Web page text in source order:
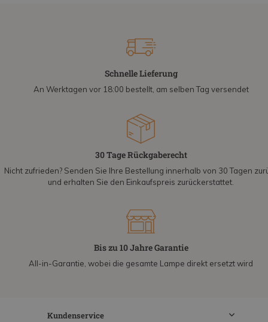
Schnelle Lieferung
An Werktagen vor 18:00 bestellt, am selben Tag versendet
30 Tage Rückgaberecht
Nicht zufrieden? Senden Sie Ihre Bestellung innerhalb von 30 Tagen
und erhalten Sie den Einkaufspreis zurückerstattet.
Bis zu 10 Jahre Garantie
All-in-Garantie, wobei die gesamte Lampe direkt ersetzt wird
Kundenservice